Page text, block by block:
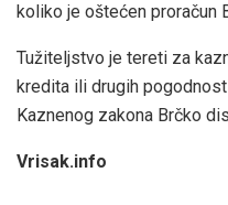
koliko je oštećen proračun
Tužiteljstvo je tereti za
kredita ili drugih
Kaznenog zakona Brčko
Vrisak.info